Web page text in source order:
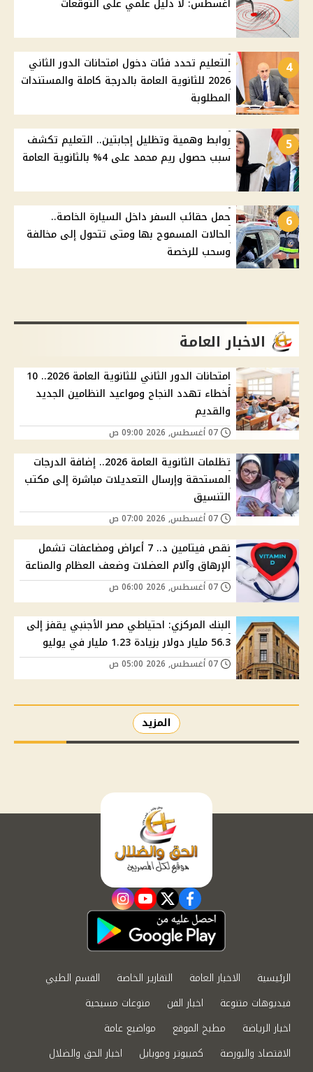
4
التعليم تحدد فئات دخول امتحانات الدور الثاني
2026 للثانوية العامة بالدرجة كاملة والمستندات
المطلوبة
5
روابط وهمية وتظليل إجابتين.. التعليم تكشف
سبب حصول ريم محمد على 4% بالثانوية العامة
6
حمل حقائب السفر داخل السيارة الخاصة..
الحالات المسموح بها ومتى تتحول إلى مخالفة
وسحب للرخصة
الاخبار العامة
امتحانات الدور الثاني للثانوية العامة 2026.. 10
أخطاء تهدد النجاح ومواعيد النظامين الجديد
والقديم
تظلمات الثانوية العامة 2026.. إضافة الدرجات
المستحقة وإرسال التعديلات مباشرة إلى مكتب
التنسيق
نقص فيتامين د.. 7 أعراض ومضاعفات تشمل
الإرهاق وآلام العضلات وضعف العظام والمناعة
البنك المركزي: احتياطي مصر الأجنبي يقفز إلى
56.3 مليار دولار بزيادة 1.23 مليار في يوليو
المزيد
facebook
twitter
youtube
instagram
الرئيسية الاخبار العامة التقارير الخاصة
القسم الطبي
فيديوهات متنوعة
اخبار الفن
منوعات مسيحية
اخبار الرياضة
مطبخ الموقع
مواضيع عامة
الاقتصاد والبورصة
كمبيوتر وموبايل
اخبار الحق والضلال